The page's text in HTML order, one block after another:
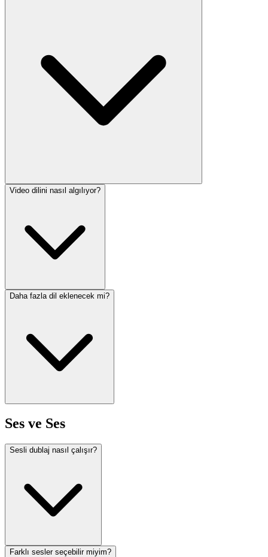
Video dilini nasıl algılıyor?
Daha fazla dil eklenecek mi?
Ses ve Ses
Sesli dublaj nasıl çalışır?
Farklı sesler seçebilir miyim?